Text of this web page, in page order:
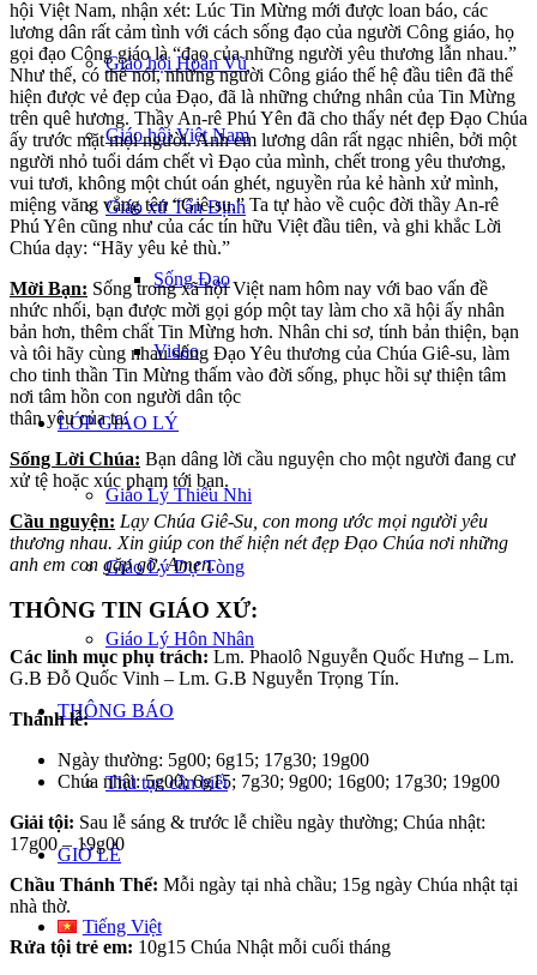
Giáo hội Hoàn Vũ
Giáo hội Việt Nam
Giáo xứ Tân Định
Sống Đạo
Video
LỚP GIÁO LÝ
Giáo Lý Thiếu Nhi
Giáo Lý Dự Tòng
Giáo Lý Hôn Nhân
THÔNG BÁO
Thủ tục cần biết
GIỜ LỄ
Tiếng Việt
hội Việt Nam, nhận xét: Lúc Tin Mừng mới được loan báo, các
lương dân rất cảm tình với cách sống đạo của người Công giáo, họ
gọi đạo Công giáo là “đạo của những người yêu thương lẫn nhau.”
Như thế, có thể nói, những người Công giáo thế hệ đầu tiên đã thể
hiện được vẻ đẹp của Đạo, đã là những chứng nhân của Tin Mừng
trên quê hương. Thầy An-rê Phú Yên đã cho thấy nét đẹp Đạo Chúa
ấy trước mặt mọi người. Anh em lương dân rất ngạc nhiên, bởi một
người nhỏ tuổi dám chết vì Đạo của mình, chết trong yêu thương,
vui tươi, không một chút oán ghét, nguyền rủa kẻ hành xử mình,
miệng văng vẳng tên “Giê-su.” Ta tự hào về cuộc đời thầy An-rê
Phú Yên cũng như của các tín hữu Việt đầu tiên, và ghi khắc Lời
Chúa dạy: “Hãy yêu kẻ thù.”
Mời Bạn: Sống trong xã hội Việt nam hôm nay với bao vấn đề
nhức nhối, bạn được mời gọi góp một tay làm cho xã hội ấy nhân
bản hơn, thêm chất Tin Mừng hơn. Nhân chi sơ, tính bản thiện, bạn
và tôi hãy cùng nhau sống Đạo Yêu thương của Chúa Giê-su, làm
cho tinh thần Tin Mừng thấm vào đời sống, phục hồi sự thiện tâm
nơi tâm hồn con người dân tộc
thân yêu của ta.
Sống Lời Chúa: Bạn dâng lời cầu nguyện cho một người đang cư
xử tệ hoặc xúc phạm tới bạn.
Cầu nguyện: Lạy Chúa Giê-Su, con mong ước mọi người yêu
thương nhau. Xin giúp con thể hiện nét đẹp Đạo Chúa nơi những
anh em con gặp gỡ. Amen.
THÔNG TIN GIÁO XỨ:
Các linh mục phụ trách: Lm. Phaolô Nguyễn Quốc Hưng – Lm.
G.B Đỗ Quốc Vinh – Lm. G.B Nguyễn Trọng Tín.
Thánh lễ:
Ngày thường: 5g00; 6g15; 17g30; 19g00
Chúa nhật: 5g00; 6g15; 7g30; 9g00; 16g00; 17g30; 19g00
Giải tội: Sau lễ sáng & trước lễ chiều ngày thường; Chúa nhật:
17g00 – 19g00
Chầu Thánh Thể: Mỗi ngày tại nhà chầu; 15g ngày Chúa nhật tại
nhà thờ.
Rửa tội trẻ em: 10g15 Chúa Nhật mỗi cuối tháng